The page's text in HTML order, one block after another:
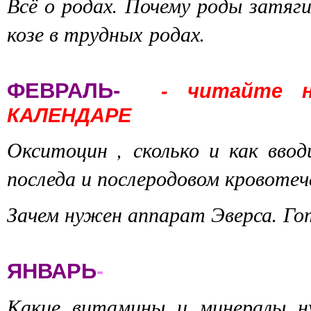
козе в трудных родах.
ФЕВРАЛЬ-
- читайте
КАЛЕНДАРЕ
Окситоцин , сколько и как
последа и послеродовом
Зачем нужен аппарат Эверса.
ЯНВАРЬ-